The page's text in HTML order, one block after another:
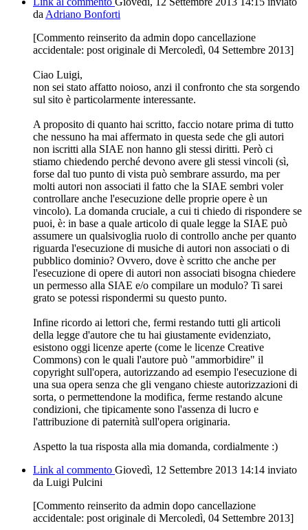
da Adriano Bonforti
[Commento reinserito da admin dopo cancellazione
accidentale: post originale di Mercoledì, 04 Settembre 2013]
Ciao Luigi,
non sei stato affatto noioso, anzi il confronto che sta sorgendo
sul sito è particolarmente interessante.
A proposito di quanto hai scritto, faccio notare prima di tutto
che nessuno ha mai affermato in questa sede che gli autori
non iscritti alla SIAE non hanno gli stessi diritti. Però ci
stiamo chiedendo perché devono avere gli stessi vincoli (sì,
forse dal tuo punto di vista può sembrare assurdo, ma per
molti autori non associati il fatto che la SIAE sembri voler
controllare anche l'esecuzione delle proprie opere è un
vincolo). La domanda cruciale, a cui ti chiedo di rispondere se
puoi, è: in base a quale articolo di quale legge la SIAE può
assumere un qualsivoglia ruolo di controllo anche per quanto
riguarda l'esecuzione di musiche di autori non associati o di
pubblico dominio? Ovvero, dove è scritto che anche per
l'esecuzione di opere di autori non associati bisogna chiedere
un permesso alla SIAE e/o compilare un modulo? Ti sarei
grato se potessi rispondermi su questo punto.
Infine ricordo ai lettori che, fermi restando tutti gli articoli
della legge d'autore che tu hai giustamente evidenziato,
esistono oggi licenze aperte (come le licenze Creative
Commons) con le quali l'autore può "ammorbidire" il
copyright sull'opera, autorizzando ad esempio l'esecuzione di
una sua opera senza che gli vengano chieste autorizzazioni di
sorta, o permettendone la modifica, ferme restando alcune
condizioni, che tipicamente sono l'assenza di lucro e
l'attribuzione di paternità sull'opera originaria.
Aspetto la tua risposta alla mia domanda, cordialmente :)
Link al commento Giovedì, 12 Settembre 2013 14:14 inviato
da Luigi Pulcini
[Commento reinserito da admin dopo cancellazione
accidentale: post originale di Mercoledì, 04 Settembre 2013]